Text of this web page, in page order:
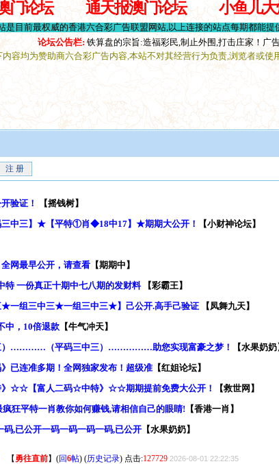
【 勇往直前】 (回6帖) (历史记录) 点击:127729 2026-08-01 22:22:35